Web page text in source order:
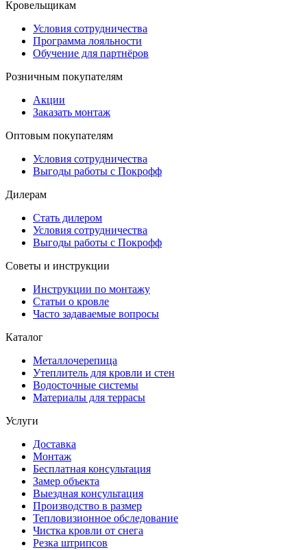
Кровельщикам
Условия сотрудничества
Программа лояльности
Обучение для партнёров
Розничным покупателям
Акции
Заказать монтаж
Оптовым покупателям
Условия сотрудничества
Выгоды работы с Покрофф
Дилерам
Стать дилером
Условия сотрудничества
Выгоды работы с Покрофф
Советы и инструкции
Инструкции по монтажу
Статьи о кровле
Часто задаваемые вопросы
Каталог
Металлочерепица
Утеплитель для кровли и стен
Водосточные системы
Материалы для террасы
Услуги
Доставка
Монтаж
Бесплатная консультация
Замер объекта
Выездная консультация
Производство в размер
Тепловизионное обследование
Чистка кровли от снега
Резка штрипсов